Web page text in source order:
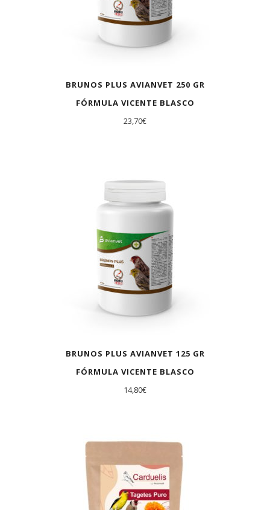
BRUNOS PLUS AVIANVET 250 GR
FÓRMULA VICENTE BLASCO
23,70€
BRUNOS PLUS AVIANVET 125 GR
FÓRMULA VICENTE BLASCO
14,80€